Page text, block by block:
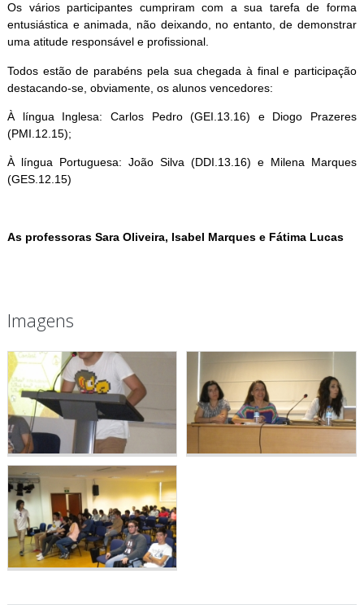
Os vários participantes cumpriram com a sua tarefa de forma
entusiástica e animada, não deixando, no entanto, de demonstrar
uma atitude responsável e profissional.
Todos estão de parabéns pela sua chegada à final e participação
destacando-se, obviamente, os alunos vencedores:
À língua Inglesa: Carlos Pedro (GEI.13.16) e Diogo Prazeres
(PMI.12.15);
À língua Portuguesa: João Silva (DDI.13.16) e Milena Marques
(GES.12.15)
As professoras Sara Oliveira, Isabel Marques e Fátima Lucas
Imagens